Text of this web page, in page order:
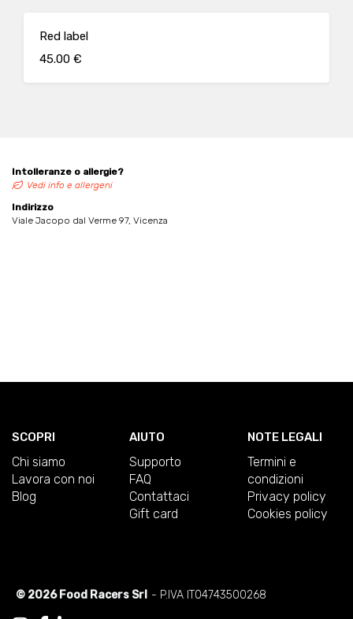
Red label
45.00 €
Intolleranze o allergie?
Vedi info e allergeni
Indirizzo
Viale Jacopo dal Verme 97, Vicenza
SCOPRI
Chi siamo
Lavora con noi
Blog
AIUTO
Supporto
FAQ
Contattaci
Gift card
NOTE LEGALI
Termini e
condizioni
Privacy policy
Cookies policy
© 2026 Food Racers Srl - P.IVA IT04743500268